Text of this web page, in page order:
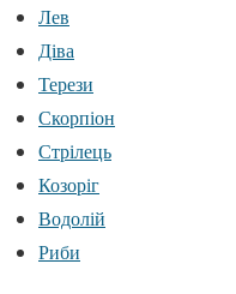
Лев
Діва
Терези
Скорпіон
Стрілець
Козоріг
Водолій
Риби